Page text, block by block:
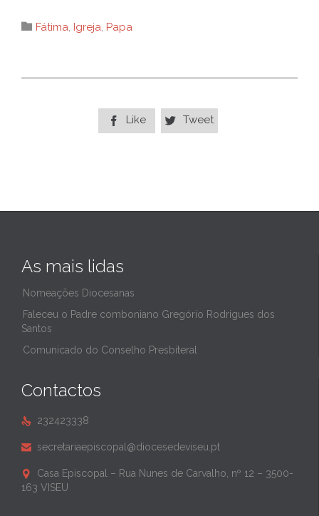
 Category
Fátima, Igreja, Papa
 Like  Tweet
As mais lidas
Nomeações Diocesanas
Faleceu o Padre comboniano Gregório Rodrigues dos
Santos
Comunicado do Conselho Presbiteral
Contactos
 232423338
 secretariaepiscopal@diocesedeviseu.pt

Casa Episcopal – Rua Nunes de Carvalho, nº 12 – 3500-
163 VISEU